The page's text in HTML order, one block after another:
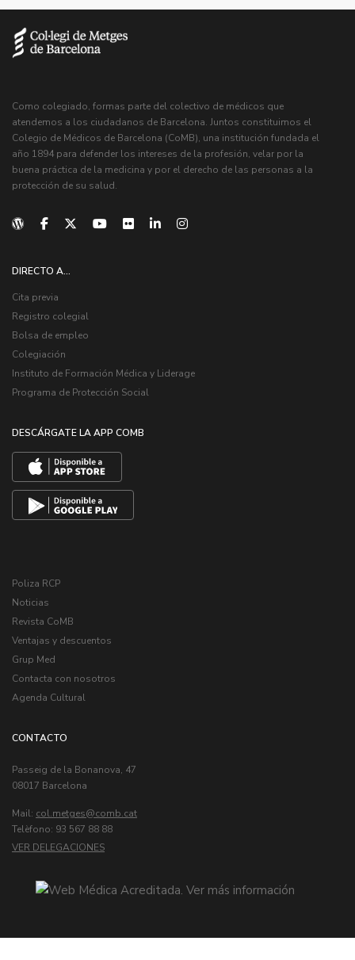
Como colegiado, formas parte del colectivo de médicos que
atendemos a los ciudadanos de Barcelona. Juntos constituimos el
Colegio de Médicos de Barcelona (CoMB), una institución fundada el
año 1894 para defender los intereses de la profesión, velar por la
buena práctica de la medicina y por el derecho de las personas a la
protección de su salud.
DIRECTO A...
Cita previa
Registro colegial
Bolsa de empleo
Colegiación
Instituto de Formación Médica y Liderage
Programa de Protección Social
DESCÁRGATE LA APP COMB
Poliza RCP
Noticias
Revista CoMB
Ventajas y descuentos
Grup Med
Contacta con nosotros
Agenda Cultural
CONTACTO
Passeig de la Bonanova, 47
08017 Barcelona
Mail: col.metges
Telèfono: 93 567 88 88
VER DELEGACIONES